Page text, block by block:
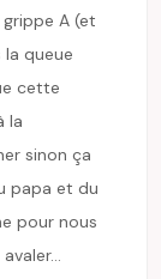
A (et
la queue
cette
la
sinon ça
papa et du
pour nous